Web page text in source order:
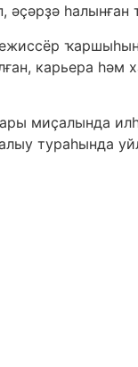
һалынған
карьера
миҫалында
тураһында